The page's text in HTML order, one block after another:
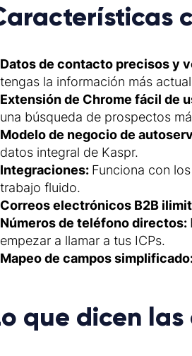
Datos de contacto precisos y
tengas la información más
Extensión de Chrome fácil de
una búsqueda de prospectos
Modelo de negocio de
datos integral de Kaspr.
Integraciones: Funciona con
trabajo fluido.
Correos electrónicos B2B
Números de teléfono directos:
empezar a llamar a tus ICPs.
Mapeo de campos
que dicen